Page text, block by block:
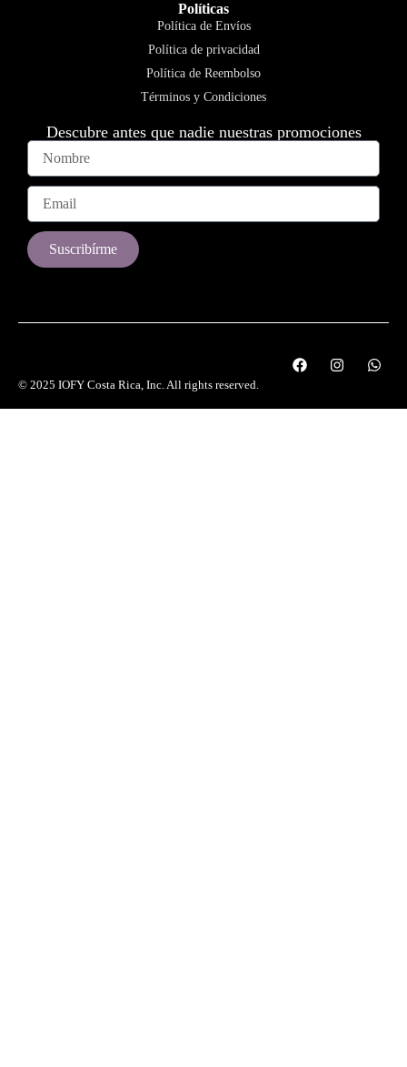
Políticas
Política de Envíos
Política de privacidad
Política de Reembolso
Términos y Condiciones
Descubre antes que nadie nuestras promociones
Suscribírme
© 2025 IOFY Costa Rica, Inc. All rights reserved.